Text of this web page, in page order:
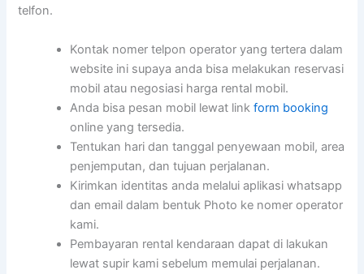
telfon.
Kontak nomer telpon operator yang tertera dalam
website ini supaya anda bisa melakukan reservasi
mobil atau negosiasi harga rental mobil.
Anda bisa pesan mobil lewat linkform booking
online yang tersedia.
Tentukan hari dan tanggal penyewaan mobil, area
penjemputan, dan tujuan perjalanan.
Kirimkan identitas anda melalui aplikasi whatsapp
dan email dalam bentuk Photo ke nomer operator
kami.
Pembayaran rental kendaraan dapat di lakukan
lewat supir kami sebelum memulai perjalanan.